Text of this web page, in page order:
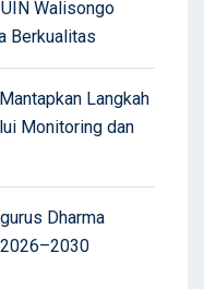
Walisongo
Berkualitas
Langkah
Monitoring dan
Dharma